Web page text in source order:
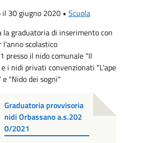
il 30 giugno 2020 • Scuola
la graduatoria di inserimento con
l'anno scolastico
presso il nido comunale "Il
i nidi privati convenzionati "L'ape
"Nido dei sogni"
Graduatoria provvisoria
nidi Orbassano a.s.202
0/2021